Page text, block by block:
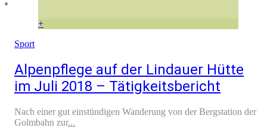
+
Sport
Alpenpflege auf der Lindauer Hütte
im Juli 2018 – Tätigkeitsbericht
Nach einer gut einstündigen Wanderung von der Bergstation der
Golmbahn zur...